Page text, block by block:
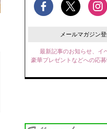
メールマガジン
最新記事のお知らせ、イ
豪華プレゼントなどへの応募